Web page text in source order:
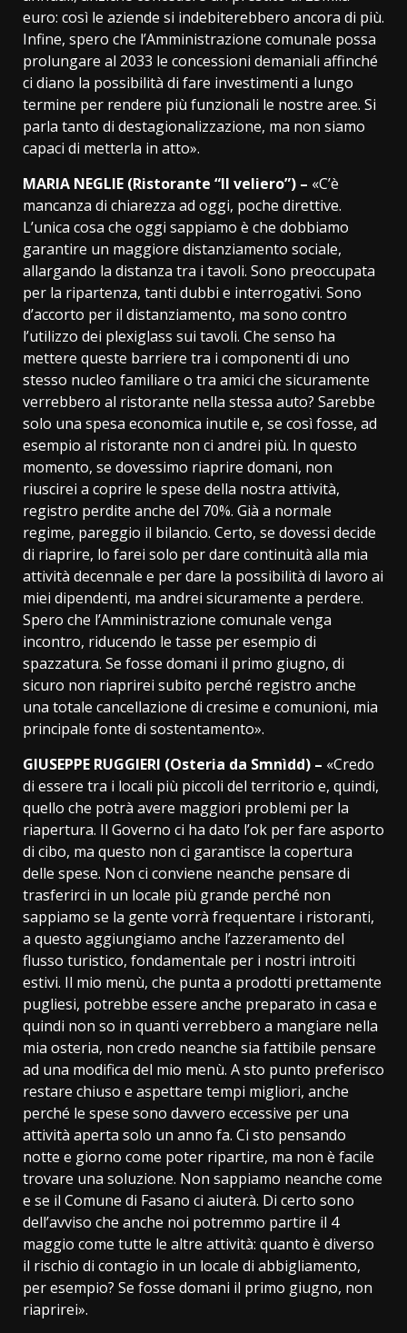
euro: così le aziende si indebiterebbero ancora di più.
Infine, spero che l’Amministrazione comunale possa
prolungare al 2033 le concessioni demaniali affinché
ci diano la possibilità di fare investimenti a lungo
termine per rendere più funzionali le nostre aree. Si
parla tanto di destagionalizzazione, ma non siamo
capaci di metterla in atto».
MARIA NEGLIE (Ristorante “Il veliero”) – «C’è
mancanza di chiarezza ad oggi, poche direttive.
L’unica cosa che oggi sappiamo è che dobbiamo
garantire un maggiore distanziamento sociale,
allargando la distanza tra i tavoli. Sono preoccupata
per la ripartenza, tanti dubbi e interrogativi. Sono
d’accorto per il distanziamento, ma sono contro
l’utilizzo dei plexiglass sui tavoli. Che senso ha
mettere queste barriere tra i componenti di uno
stesso nucleo familiare o tra amici che sicuramente
verrebbero al ristorante nella stessa auto? Sarebbe
solo una spesa economica inutile e, se così fosse, ad
esempio al ristorante non ci andrei più. In questo
momento, se dovessimo riaprire domani, non
riuscirei a coprire le spese della nostra attività,
registro perdite anche del 70%. Già a normale
regime, pareggio il bilancio. Certo, se dovessi decide
di riaprire, lo farei solo per dare continuità alla mia
attività decennale e per dare la possibilità di lavoro ai
miei dipendenti, ma andrei sicuramente a perdere.
Spero che l’Amministrazione comunale venga
incontro, riducendo le tasse per esempio di
spazzatura. Se fosse domani il primo giugno, di
sicuro non riaprirei subito perché registro anche
una totale cancellazione di cresime e comunioni, mia
principale fonte di sostentamento».
GIUSEPPE RUGGIERI (Osteria da Smnìdd) – «Credo
di essere tra i locali più piccoli del territorio e, quindi,
quello che potrà avere maggiori problemi per la
riapertura. Il Governo ci ha dato l’ok per fare asporto
di cibo, ma questo non ci garantisce la copertura
delle spese. Non ci conviene neanche pensare di
trasferirci in un locale più grande perché non
sappiamo se la gente vorrà frequentare i ristoranti,
a questo aggiungiamo anche l’azzeramento del
flusso turistico, fondamentale per i nostri introiti
estivi. Il mio menù, che punta a prodotti prettamente
pugliesi, potrebbe essere anche preparato in casa e
quindi non so in quanti verrebbero a mangiare nella
mia osteria, non credo neanche sia fattibile pensare
ad una modifica del mio menù. A sto punto preferisco
restare chiuso e aspettare tempi migliori, anche
perché le spese sono davvero eccessive per una
attività aperta solo un anno fa. Ci sto pensando
notte e giorno come poter ripartire, ma non è facile
trovare una soluzione. Non sappiamo neanche come
e se il Comune di Fasano ci aiuterà. Di certo sono
dell’avviso che anche noi potremmo partire il 4
maggio come tutte le altre attività: quanto è diverso
il rischio di contagio in un locale di abbigliamento,
per esempio? Se fosse domani il primo giugno, non
riaprirei».